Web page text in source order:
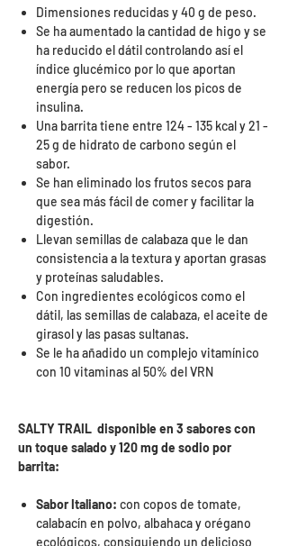
Dimensiones reducidas y 40 g de peso.
Se ha aumentado la cantidad de higo y se
ha reducido el dátil controlando así el
índice glucémico por lo que aportan
energía pero se reducen los picos de
insulina.
Una barrita tiene entre 124 - 135 kcal y 21 -
25 g de hidrato de carbono según el
sabor.
Se han eliminado los frutos secos para
que sea más fácil de comer y facilitar la
digestión.
Llevan semillas de calabaza que le dan
consistencia a la textura y aportan grasas
y proteínas saludables.
Con ingredientes ecológicos como el
dátil, las semillas de calabaza, el aceite de
girasol y las pasas sultanas.
Se le ha añadido un complejo vitamínico
con 10 vitaminas al 50% del VRN
SALTY TRAIL disponible en 3 sabores con
un toque salado y 120 mg de sodio por
barrita:
Sabor Italiano: con copos de tomate,
calabacín en polvo, albahaca y orégano
ecológicos, consiguiendo un delicioso